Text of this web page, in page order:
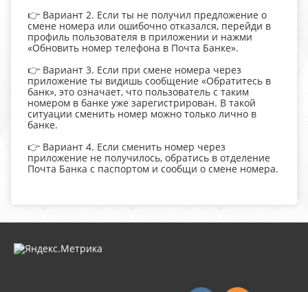
👉 Вариант 2. Если ты не получил предложение о
смене номера или ошибочно отказался, перейди в
профиль пользователя в приложении и нажми
«Обновить номер телефона в Почта Банке».
👉 Вариант 3. Если при смене номера через
приложение ты видишь сообщение «Обратитесь в
банк», это означает, что пользователь с таким
номером в банке уже зарегистрирован. В такой
ситуации сменить номер можно только лично в
банке.
👉 Вариант 4. Если сменить номер через
приложение не получилось, обратись в отделение
Почта Банка с паспортом и сообщи о смене номера.